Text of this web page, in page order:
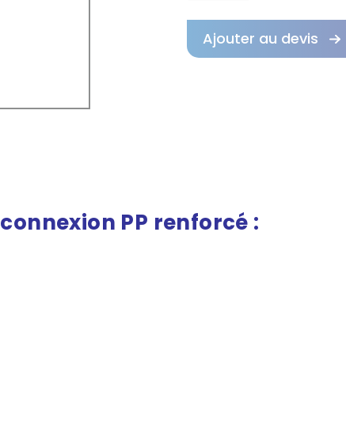
Ajouter au devis
connexion PP renforcé :